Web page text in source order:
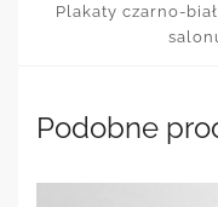
Plakaty czarno-
Podobne